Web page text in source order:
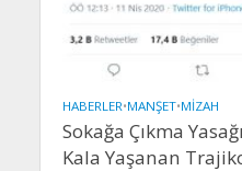
HABERLER•MANŞET•MIZAH
Sokağa Çıkma
Kala Yaşanan